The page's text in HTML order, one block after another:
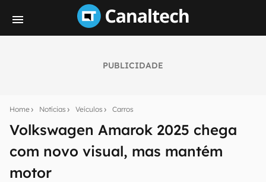
PUBLICIDADE
Home Notícias Veículos Carros
Volkswagen Amarok 2025 chega
com novo visual, mas mantém
motor
notícias e reviews sobre tecnologia em primeira
mão.
E-mail